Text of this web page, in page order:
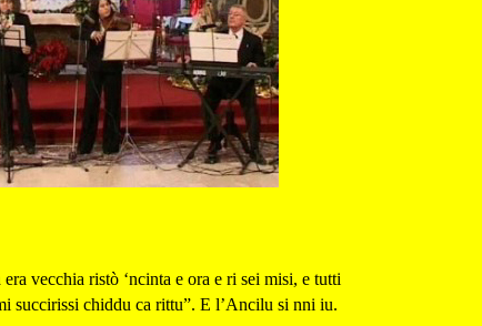
vecchia ristò ‘ncinta e ora e ri sei misi, e tutti
succirissi chiddu ca rittu”. E l’Ancilu si nni iu.